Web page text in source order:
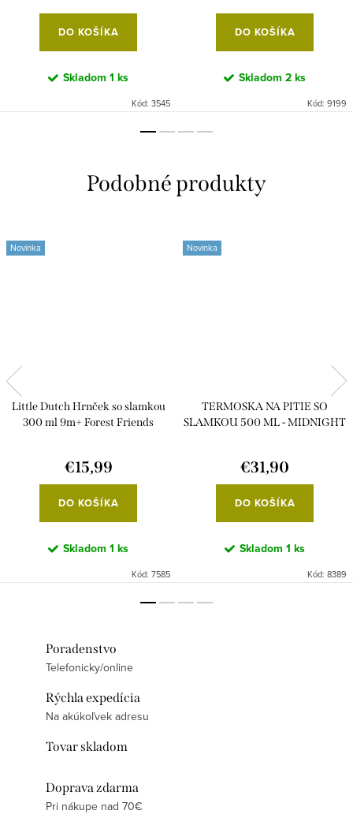
DO KOŠÍKA
Skladom 1 ks
Kód: 3545
DO KOŠÍKA
Skladom 2 ks
Kód: 9199
Novinka
Little Dutch Hrnček so slamkou
300 ml 9m+ Forest Friends
€15,99
DO KOŠÍKA
Skladom 1 ks
Kód: 7585
Novinka
TERMOSKA NA PITIE SO
SLAMKOU 500 ML - MIDNIGHT
€31,90
DO KOŠÍKA
Skladom 1 ks
Kód: 8389
Poradenstvo
Telefonicky/online
Rýchla expedícia
Na akúkoľvek adresu
Tovar skladom
Doprava zdarma
Pri nákupe nad 70€